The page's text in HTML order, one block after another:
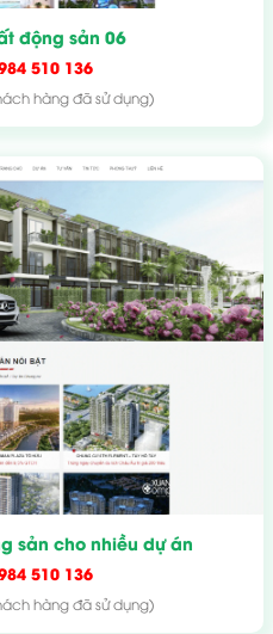
động sản 06
510 136
hàng đã sử dụng)
sản cho nhiều dự án
510 136
hàng đã sử dụng)